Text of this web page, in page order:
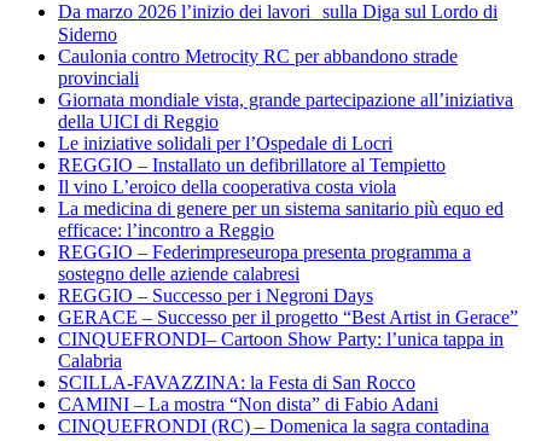
Da marzo 2026 l’inizio dei lavori sulla Diga sul Lordo di
Siderno
Caulonia contro Metrocity RC per abbandono strade
provinciali
Giornata mondiale vista, grande partecipazione all’iniziativa
della UICI di Reggio
Le iniziative solidali per l’Ospedale di Locri
REGGIO – Installato un defibrillatore al Tempietto
Il vino L’eroico della cooperativa costa viola
La medicina di genere per un sistema sanitario più equo ed
efficace: l’incontro a Reggio
REGGIO – Federimpreseuropa presenta programma a
sostegno delle aziende calabresi
REGGIO – Successo per i Negroni Days
GERACE – Successo per il progetto “Best Artist in Gerace”
CINQUEFRONDI– Cartoon Show Party: l’unica tappa in
Calabria
SCILLA-FAVAZZINA: la Festa di San Rocco
CAMINI – La mostra “Non dista” di Fabio Adani
CINQUEFRONDI (RC) – Domenica la sagra contadina